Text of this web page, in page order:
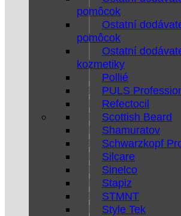
pomôcok
Ostatní
pomôcok
Ostatní
kozmetiky
Pollié
PULS
Refectocil
Scottish Beard
Shamuratov
Schwarzkopf
Silcare
Sinelco
Stapiz
STMNT
Style Tek